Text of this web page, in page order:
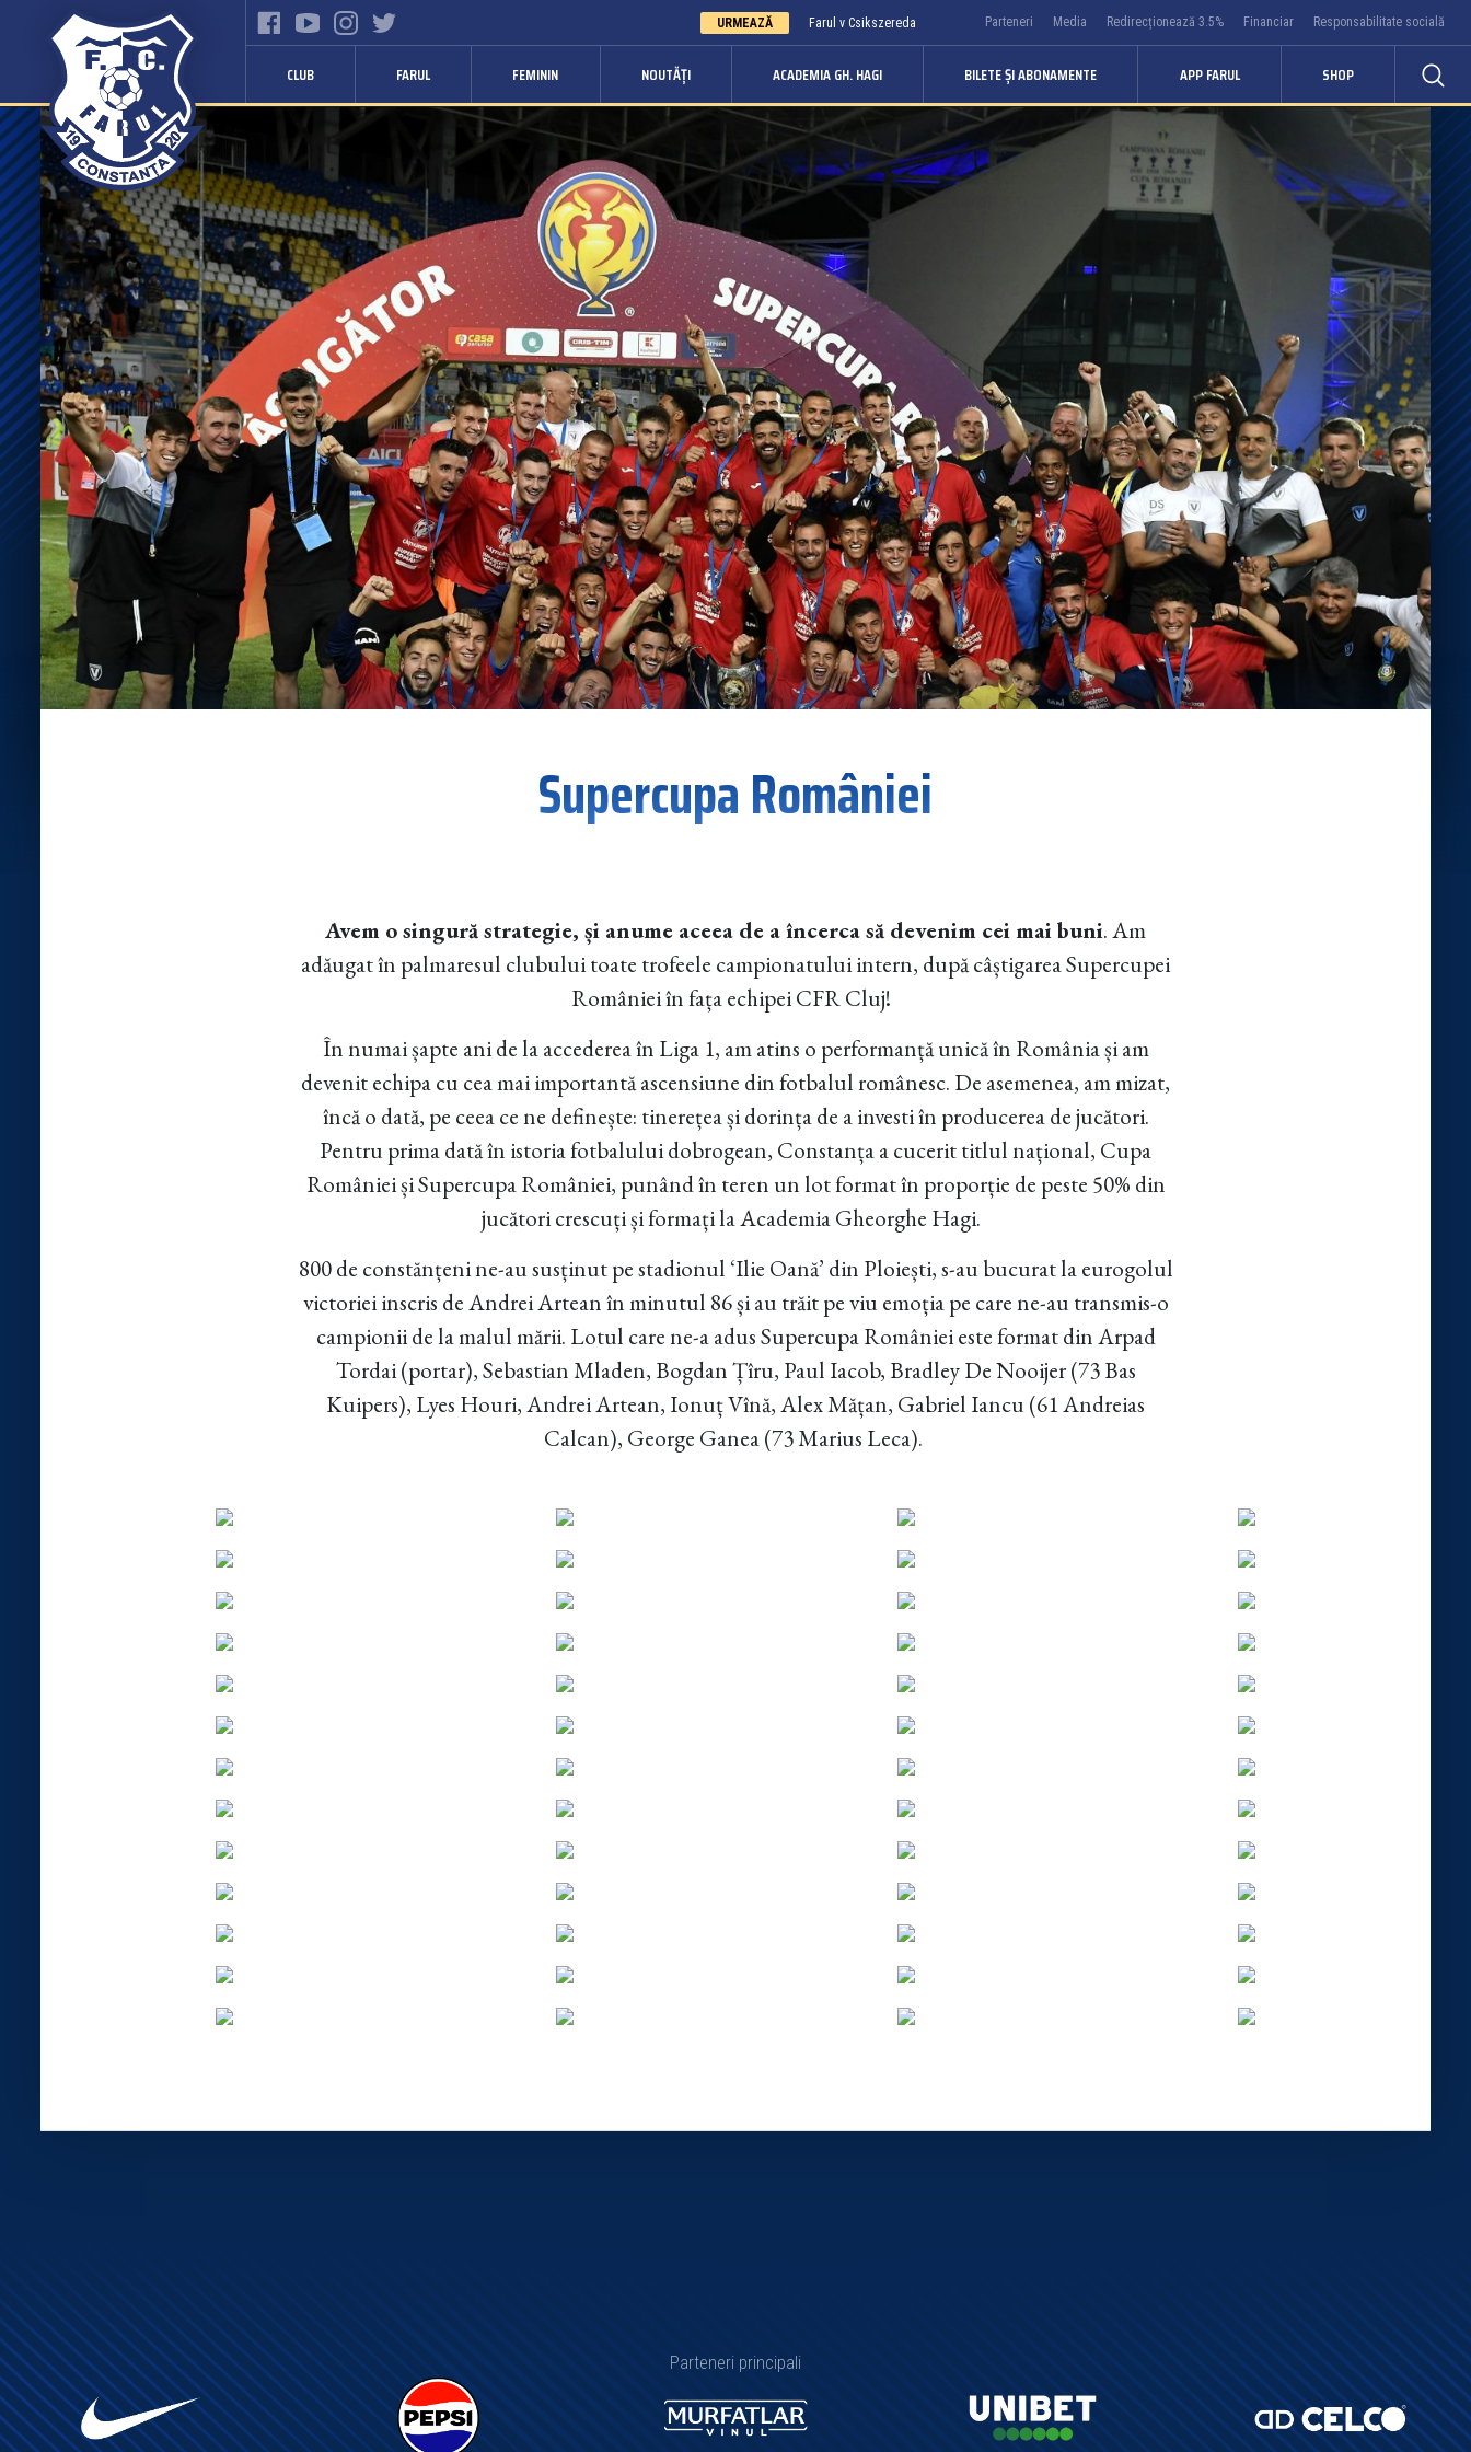
URMEAZĂ Farul v Csikszereda Parteneri Media Redirecționează 3.5% Financiar Responsabilitate socială
CLUB FARUL FEMININ NOUTĂȚI ACADEMIA GH. HAGI BILETE ȘI ABONAMENTE APP FARUL SHOP
Supercupa României
Avem o singură strategie, și anume aceea de a încerca să devenim cei mai buni. Am
adăugat în palmaresul clubului toate trofeele campionatului intern, după câștigarea Supercupei
României în fața echipei CFR Cluj!
În numai șapte ani de la accederea în Liga 1, am atins o performanță unică în România și am
devenit echipa cu cea mai importantă ascensiune din fotbalul românesc. De asemenea, am mizat,
încă o dată, pe ceea ce ne definește: tinerețea și dorința de a investi în producerea de jucători.
Pentru prima dată în istoria fotbalului dobrogean, Constanța a cucerit titlul național, Cupa
României și Supercupa României, punând în teren un lot format în proporție de peste 50% din
jucători crescuți și formați la Academia Gheorghe Hagi.
800 de constănțeni ne-au susținut pe stadionul ‘Ilie Oană’ din Ploiești, s-au bucurat la eurogolul
victoriei inscris de Andrei Artean în minutul 86 și au trăit pe viu emoția pe care ne-au transmis-o
campionii de la malul mării. Lotul care ne-a adus Supercupa României este format din Arpad
Tordai (portar), Sebastian Mladen, Bogdan Țîru, Paul Iacob, Bradley De Nooijer (73 Bas
Kuipers), Lyes Houri, Andrei Artean, Ionuț Vînă, Alex Mățan, Gabriel Iancu (61 Andreias
Calcan), George Ganea (73 Marius Leca).
Parteneri principali